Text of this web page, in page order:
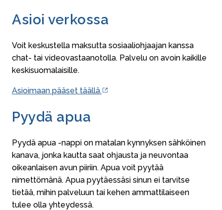
Asioi verkossa
Voit keskustella maksutta sosiaaliohjaajan kanssa
chat- tai videovastaanotolla. Palvelu on avoin kaikille
keskisuomalaisille.
Asioimaan pääset täällä.
Pyydä apua
Pyydä apua -nappi on matalan kynnyksen sähköinen
kanava, jonka kautta saat ohjausta ja neuvontaa
oikeanlaisen avun piiriin. Apua voit pyytää
nimettömänä. Apua pyytäessäsi sinun ei tarvitse
tietää, mihin palveluun tai kehen ammattilaiseen
tulee olla yhteydessä.